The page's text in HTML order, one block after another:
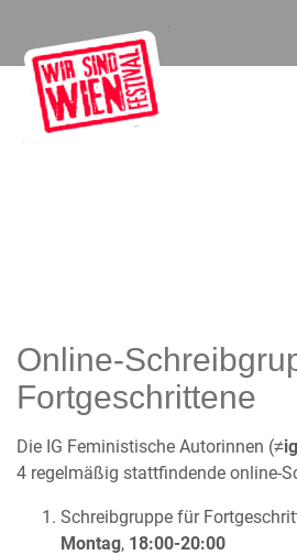
Online-
Fortgeschrittene
Die IG Feministische Autorinnen (≠ig
4 regelmäßig stattfindende online-
Schreibgruppe für
Montag, 18:00-20:00